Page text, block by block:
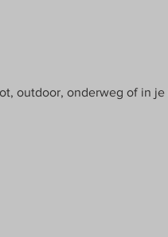
outdoor, onderweg of in je